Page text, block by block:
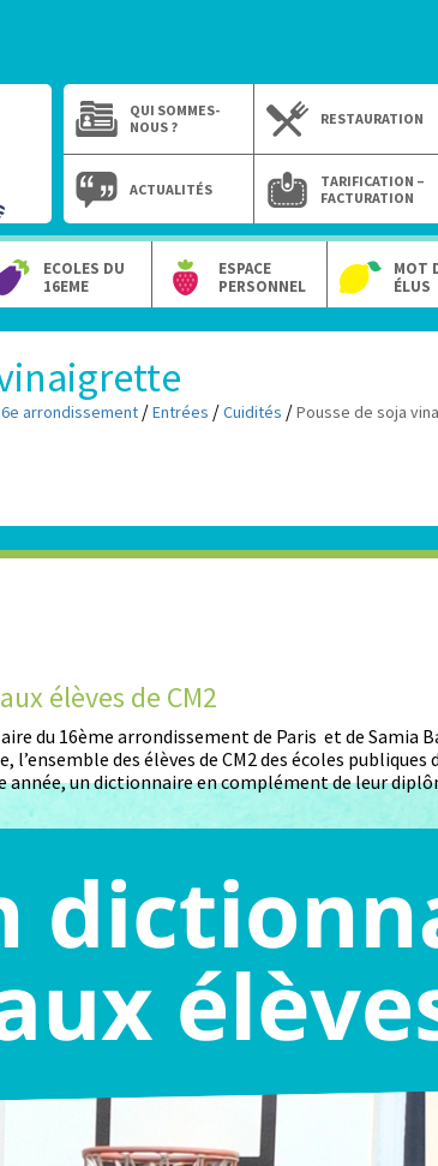
QUI SOMMES-
NOUS ?
RESTAURATION
ACTUALITÉS
TARIFICATION –
FACTURATION
ECOLES DU
16EME
ESPACE
PERSONNEL
MOT
ÉLUS
arrondissement /Entrées /Cuidités /Pousse de soja
élèves de CM2
du 16ème arrondissement de Paris et de Samia
des élèves de CM2 des écoles publiques
année, un dictionnaire en complément de leur